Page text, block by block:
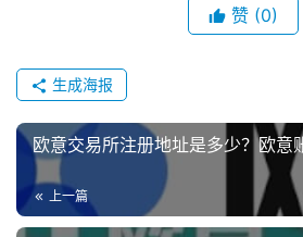
赞 (0)
生成海报
欧意交易所注册地址是多少？欧意
上一篇